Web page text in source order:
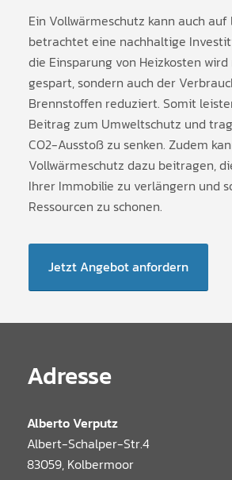
Ein Vollwärmeschutz kann auch
betrachtet eine nachhaltige
die Einsparung von Heizkosten
gespart, sondern auch der
Brennstoffen reduziert. Somit
Beitrag zum Umweltschutz und
CO2-Ausstoß zu senken. Zudem
Vollwärmeschutz dazu beitragen,
Ihrer Immobilie zu verlängern und
Ressourcen zu schonen.
Jetzt Angebot anfordern
Adresse
Alberto Verputz
Albert-Schalper-Str.4
83059, Kolbermoor